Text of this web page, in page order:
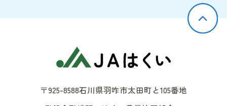
〒925-8588石川県羽咋市太田町と105番地